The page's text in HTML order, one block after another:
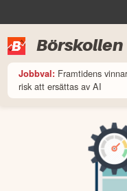
Börskollen
Jobbval: Framtidens
risk att ersättas av AI